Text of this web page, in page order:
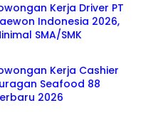
Kerja Driver PT
Indonesia 2026,
SMA/SMK
Kerja Cashier
Seafood 88
2026